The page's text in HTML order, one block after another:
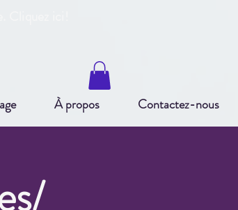
À propos Contactez-nous